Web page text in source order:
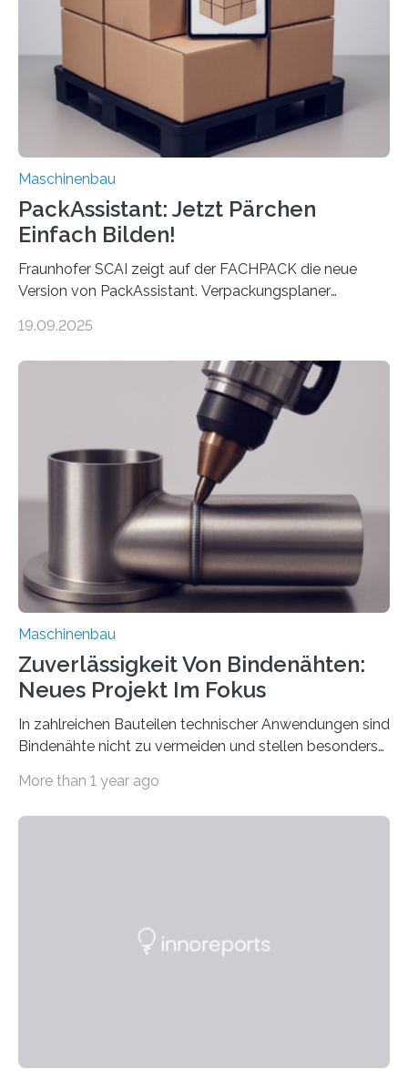
Landkarten und vieles mehr – mehrere Zehntausend
Exemplare pro Stunde. Je nach Maschinentyp und
Auftrag kann das Umrüsten…
Maschinenbau
PackAssistant: Jetzt Pärchen
Einfach Bilden!
Fraunhofer SCAI zeigt auf der FACHPACK die neue
Version von PackAssistant. Verpackungsplaner
Automobil, Maschinenbau und in der Zulieferindustrie.
Teile als eine Einheit verpacken. Die Anordnung kann
der Benutzer vorgeben und erhält so mehr Kontrolle
über die Positionierung der Bauteile. Die ebenfalls neue
Automatisierungsschnittstelle dient dazu, die Software
besser in spezifische Unternehmensprozesse
einzubinden. Sankt Augustin – Zur Messe FACHPACK
vom 23. bis 25. September in Nürnberg…
19.09.2025
Maschinenbau
Zuverlässigkeit Von Bindenähten:
Neues Projekt Im Fokus
In zahlreichen Bauteilen technischer Anwendungen sind
Bindenähte nicht zu vermeiden und stellen besonders
Matrixmaterials eine große Herausforderung dar.
Durch den verstärkten Einsatz von Rezyklaten
More than 1 year ago